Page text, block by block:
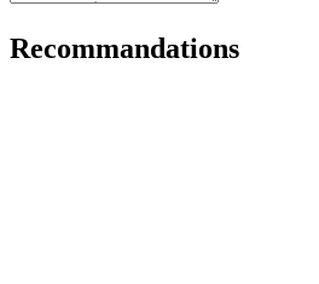
Recommandations